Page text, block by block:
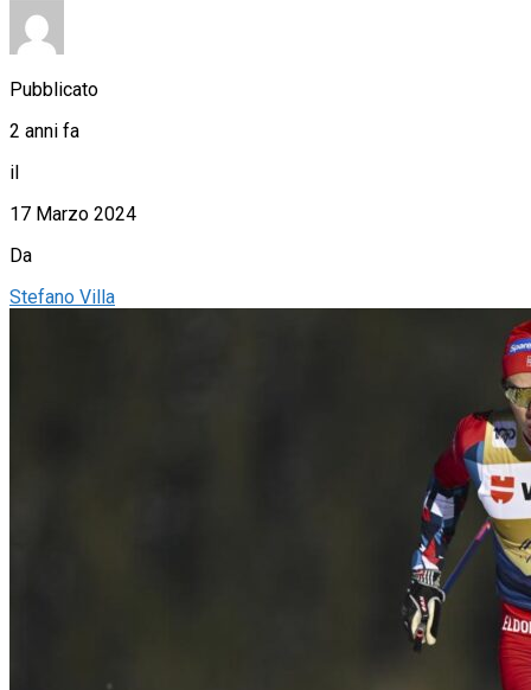
Pubblicato
2 anni fa
il
17 Marzo 2024
Da
Stefano Villa